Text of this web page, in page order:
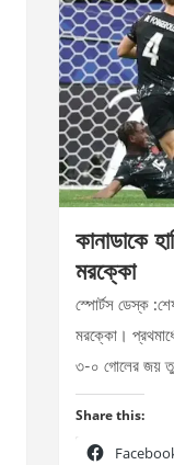
কানাডাকে
মরক্কো
স্পোর্টস ডেস্ক
মরক্কো।
৩-০ গোলের জয়
Share this: